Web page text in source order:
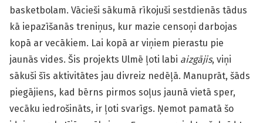
basketbolam. Vācieši sākumā rīkojuši sestdienās tādus
kā iepazīšanās treniņus, kur mazie censoņi darbojas
kopā ar vecākiem. Lai kopā ar viņiem pierastu pie
jaunās vides. Šis projekts Ulmē ļoti labi aizgājis, viņi
sākuši šīs aktivitātes jau divreiz nedēļā. Manuprāt, šāds
piegājiens, kad bērns pirmos soļus jaunā vietā sper,
vecāku iedrošināts, ir ļoti svarīgs. Ņemot pamatā šo